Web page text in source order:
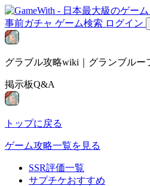
事前ガチャ ゲーム検索 ログイン
グラブル攻略wiki｜グランブルー
掲示板Q&A
トップに戻る
ゲーム攻略一覧を見る
SSR評価一覧
サプチケおすすめ